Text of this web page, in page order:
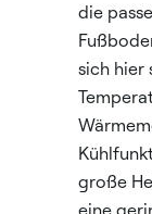
die
sich hier
große